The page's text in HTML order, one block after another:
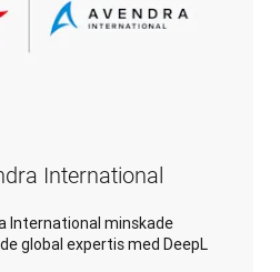
International
International minskade
global expertis med DeepL